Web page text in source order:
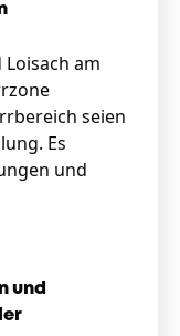
am
seien
Es
und
und